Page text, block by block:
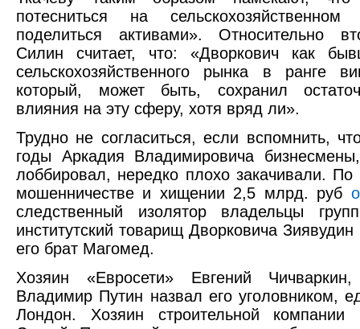
потесниться на
поделиться активами». Относительно
Силин считает, что: «Дворкович как
сельскохозяйственного рынка в ранге
который, может быть, сохранил
влияния на эту сферу, хотя вряд ли».
Трудно не согласиться, если вспомнить,
годы Аркадия Владимировича
лоббировал, нередко плохо закачивали.
мошенничестве и хищении 2,5 млрд. руб
следственный изолятор владельцы
институтский товарищ Дворковича
его брат Магомед.
Хозяин «Евросети» Евгений
Владимир Путин назвал его уголовником,
Лондон. Хозяин строительной компании